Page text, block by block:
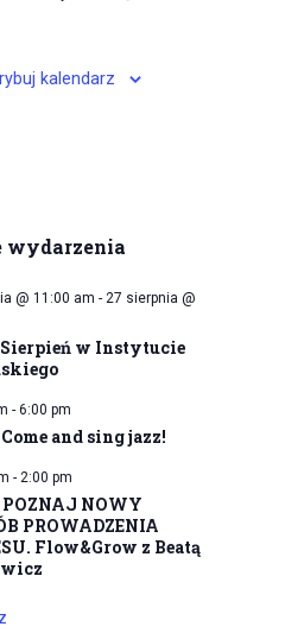
kalendarz
wydarzenia
@ 11:00 am - 27 sierpnia @
Sierpień w Instytucie
- 6:00 pm
and sing jazz!
- 2:00 pm
POZNAJ NOWY
PROWADZENIA
Flow&Grow z Beatą